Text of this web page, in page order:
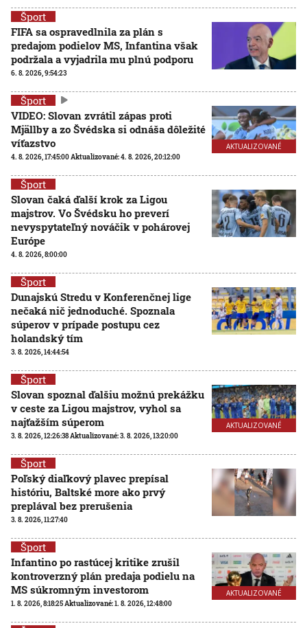
Šport
FIFA sa ospravedlnila za plán s
predajom podielov MS, Infantina však
podržala a vyjadrila mu plnú podporu
6. 8. 2026, 9:54:23
AKTUALIZOVANÉ
Šport
VIDEO: Slovan zvrátil zápas proti
Mjällby a zo Švédska si odnáša dôležité
víťazstvo
4. 8. 2026, 17:45:00 Aktualizované:4. 8. 2026, 20:12:00
Šport
Slovan čaká ďalší krok za Ligou
majstrov. Vo Švédsku ho preverí
nevyspytateľný nováčik v pohárovej
Európe
4. 8. 2026, 8:00:00
Šport
Dunajskú Stredu v Konferenčnej lige
nečaká nič jednoduché. Spoznala
súperov v prípade postupu cez
holandský tím
3. 8. 2026, 14:44:54
AKTUALIZOVANÉ
Šport
Slovan spoznal ďalšiu možnú prekážku
v ceste za Ligou majstrov, vyhol sa
najťažším súperom
3. 8. 2026, 12:26:38 Aktualizované:3. 8. 2026, 13:20:00
Šport
Poľský diaľkový plavec prepísal
históriu, Baltské more ako prvý
preplával bez prerušenia
3. 8. 2026, 11:27:40
AKTUALIZOVANÉ
Šport
Infantino po rastúcej kritike zrušil
kontroverzný plán predaja podielu na
MS súkromným investorom
1. 8. 2026, 8:18:25 Aktualizované:1. 8. 2026, 12:48:00